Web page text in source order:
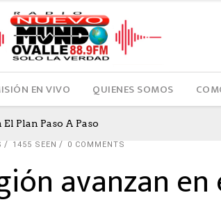
EN VIVO QUIENES SOMOS
Plan Paso A Paso
1455 SEEN 0 COMMENTS
avanzan en